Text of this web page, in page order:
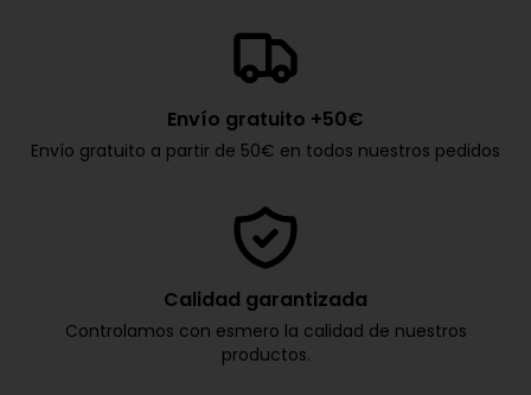
Envío gratuito +50€
Envío gratuito a partir de 50€ en todos nuestros pedidos
Calidad garantizada
Controlamos con esmero la calidad de nuestros
productos.